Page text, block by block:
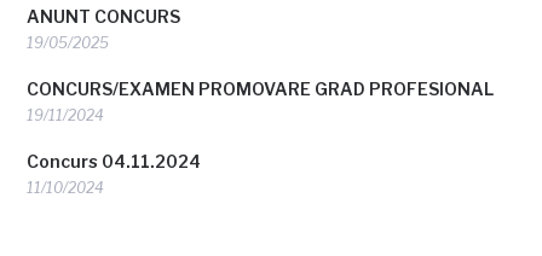
ANUNT CONCURS
19/05/2025
CONCURS/EXAMEN PROMOVARE GRAD PROFESIONAL
19/11/2024
Concurs 04.11.2024
11/10/2024